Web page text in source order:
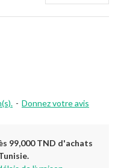
- Donnez votre avis
99,000 TND d'achats